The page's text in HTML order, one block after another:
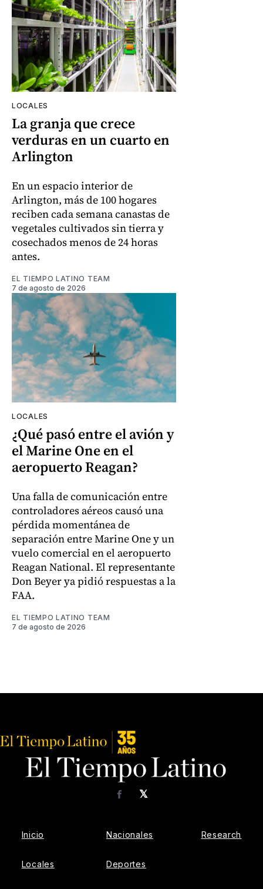
LOCALES
La granja que crece
verduras en un cuarto en
Arlington
En un espacio interior de
Arlington, más de 100 hogares
reciben cada semana canastas de
vegetales cultivados sin tierra y
cosechados menos de 24 horas
antes.
EL TIEMPO LATINO TEAM
7 de agosto de 2026
LOCALES
¿Qué pasó entre el avión y
el Marine One en el
aeropuerto Reagan?
Una falla de comunicación entre
controladores aéreos causó una
pérdida momentánea de
separación entre Marine One y un
vuelo comercial en el aeropuerto
Reagan National. El representante
Don Beyer ya pidió respuestas a la
FAA.
EL TIEMPO LATINO TEAM
7 de agosto de 2026
𝕏
Facebook
Inicio
Locales
Nacionales
Deportes
Research